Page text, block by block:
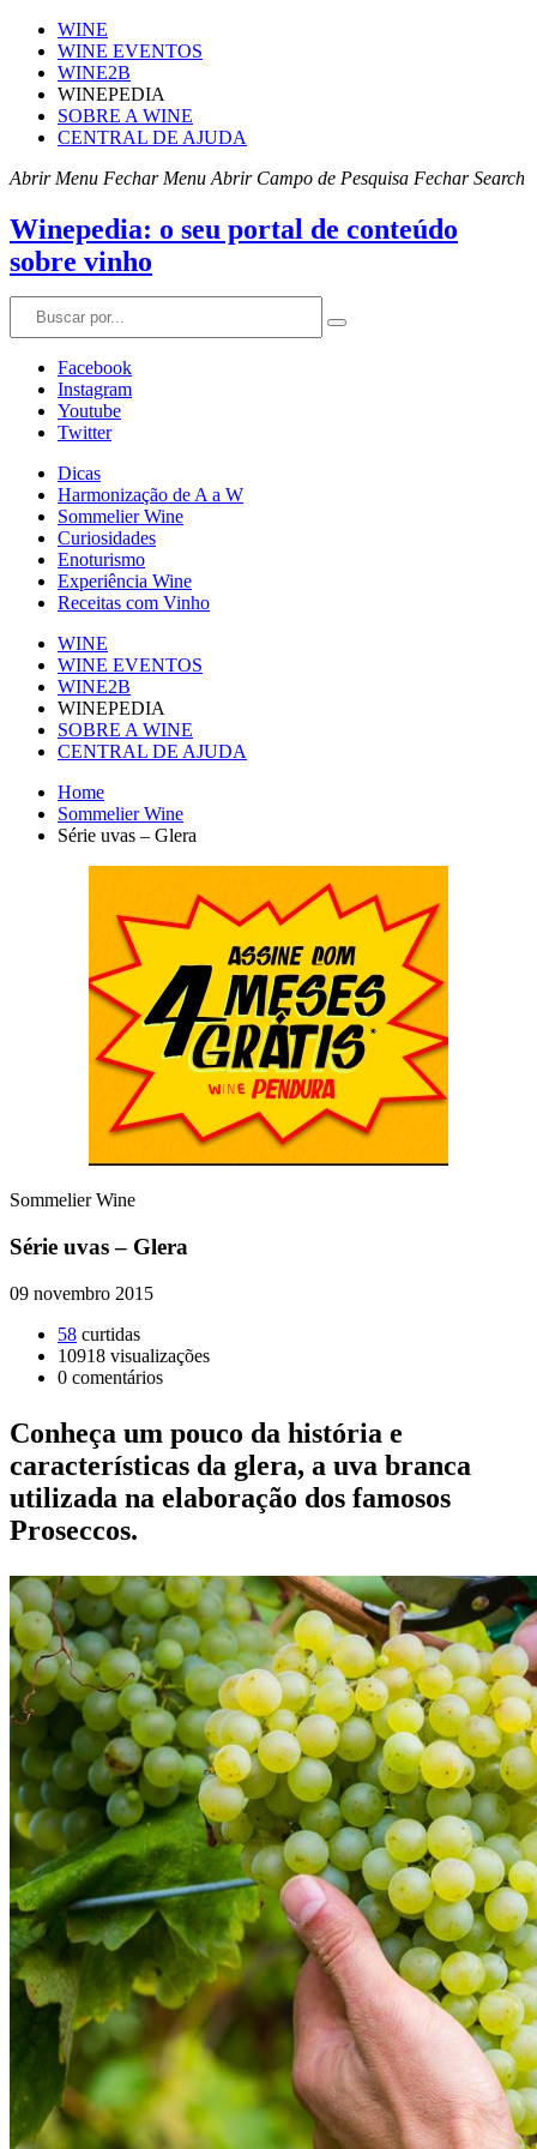
WINE
WINE EVENTOS
WINE2B
WINEPEDIA
SOBRE A WINE
CENTRAL DE AJUDA
Abrir Menu Fechar Menu Abrir Campo de Pesquisa Fechar Search
Winepedia: o seu portal de conteúdo
sobre vinho
Facebook
Instagram
Youtube
Twitter
Dicas
Harmonização de A a W
Sommelier Wine
Curiosidades
Enoturismo
Experiência Wine
Receitas com Vinho
WINE
WINE EVENTOS
WINE2B
WINEPEDIA
SOBRE A WINE
CENTRAL DE AJUDA
Home
Sommelier Wine
Série uvas – Glera
Sommelier Wine
Série uvas – Glera
09 novembro 2015
58 curtidas
10918 visualizações
0 comentários
Conheça um pouco da história e
características da glera, a uva branca
utilizada na elaboração dos famosos
Proseccos.